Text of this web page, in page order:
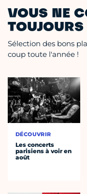
VOUS NE
Sélection des bons
coup toute l'année !
DÉCOUVRIR
Les concerts
parisiens à voir en
août